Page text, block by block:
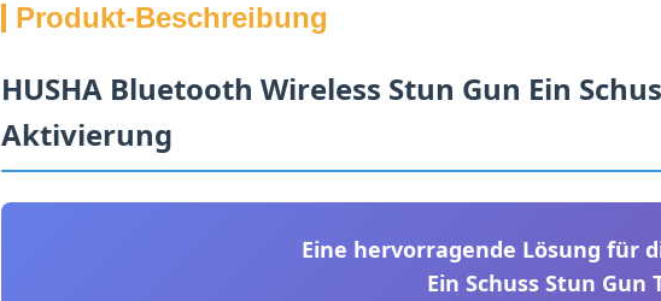
Produkt-Beschreibung
HUSHA Bluetooth Wireless Stun Gun Ein
Aktivierung
Eine hervorragende Lösung für
Ein Schuss Stun Gun